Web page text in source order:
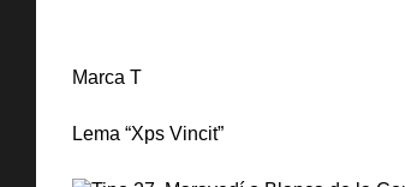
Marca T
Lema “Xps Vincit”